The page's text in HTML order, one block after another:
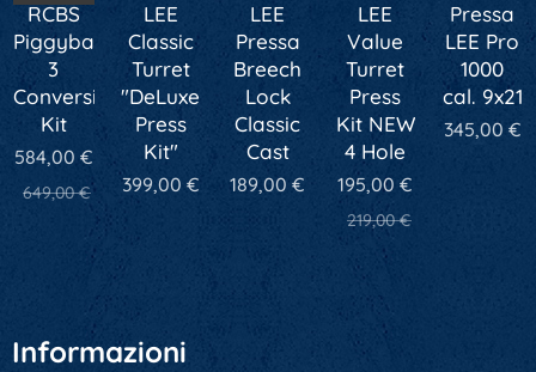
RCBS
Piggyback-
3
Conversion
Kit
584,00 €
649,00€
LEE
Classic
Turret
"DeLuxe
Press
Kit"
399,00 €
LEE
Pressa
Breech
Lock
Classic
Cast
189,00 €
LEE
Value
Turret
Press
Kit NEW
4 Hole
195,00 €
219,00€
Pressa
LEE Pro
1000
cal. 9x21
345,00 €
Informazioni